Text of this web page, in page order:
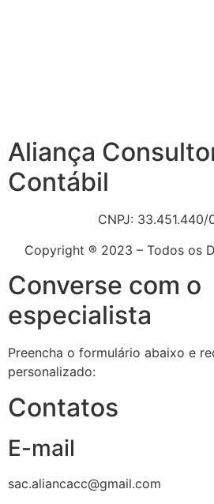
Aliança
Contábil
CNPJ: 33.451.440/
Copyright ® 2023 – Todos os
Converse com o
especialista
Preencha o formulário abaixo e
personalizado:
Contatos
E-mail
sac.aliancacc@gmail.com